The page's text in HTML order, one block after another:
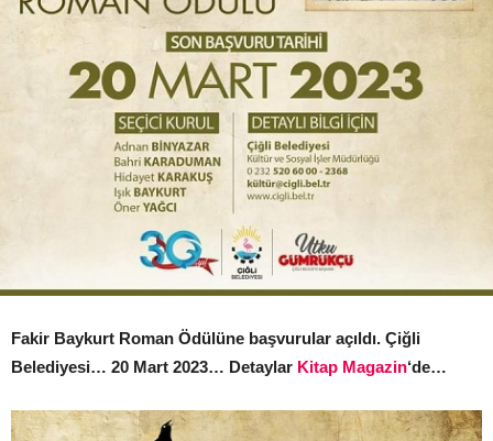
Fakir Baykurt Roman Ödülüne başvurular açıldı. Çiğli
Belediyesi… 20 Mart 2023… Detaylar Kitap Magazin‘de…